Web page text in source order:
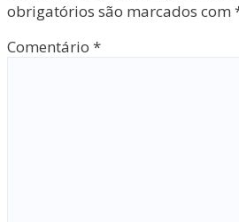
obrigatórios são marcados com
Comentário *